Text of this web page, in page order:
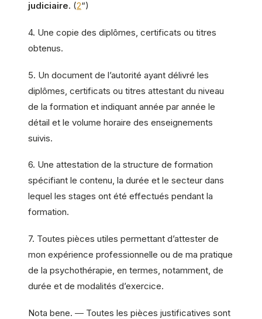
judiciaire. (2“)
4. Une copie des diplômes, certificats ou titres
obtenus.
5. Un document de l’autorité ayant délivré les
diplômes, certificats ou titres attestant du niveau
de la formation et indiquant année par année le
détail et le volume horaire des enseignements
suivis.
6. Une attestation de la structure de formation
spécifiant le contenu, la durée et le secteur dans
lequel les stages ont été effectués pendant la
formation.
7. Toutes pièces utiles permettant d’attester de
mon expérience professionnelle ou de ma pratique
de la psychothérapie, en termes, notamment, de
durée et de modalités d’exercice.
Nota bene. ― Toutes les pièces justificatives sont